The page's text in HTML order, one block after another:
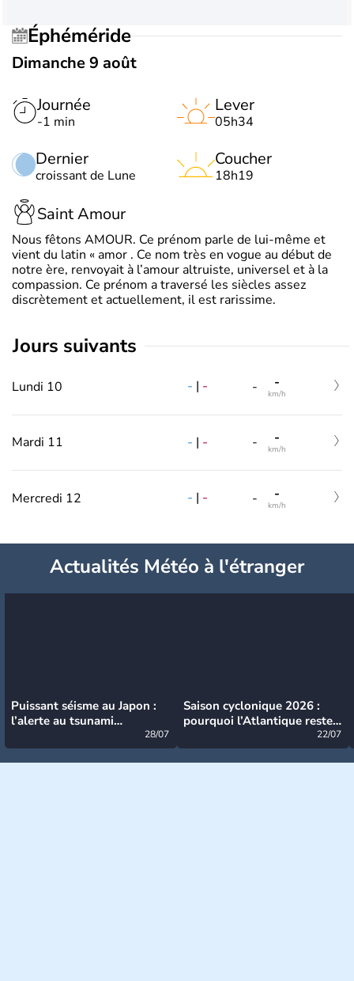
Éphéméride
Dimanche 9 août
Journée
-1 min
Dernier
croissant de Lune
Lever
05h34
Coucher
18h19
Saint Amour
Nous fêtons AMOUR. Ce prénom parle de lui-même et
vient du latin « amor . Ce nom très en vogue au début de
notre ère, renvoyait à l’amour altruiste, universel et à la
compassion. Ce prénom a traversé les siècles assez
discrètement et actuellement, il est rarissime.
jours suivants
Lundi 10 - | - - -
km/h
Mardi 11 - | - - -
km/h
Mercredi 12 - | - - -
km/h
Actualités Météo à l'étranger
Puissant séisme au Japon :
l’alerte au tsunami
28/07
Saison cyclonique 2026 :
pourquoi l’Atlantique reste
22/07